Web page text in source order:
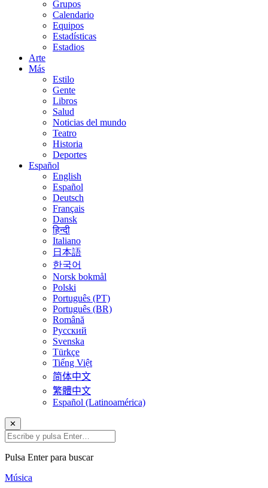
Grupos
Calendario
Equipos
Estadísticas
Estadios
Arte
Más
Estilo
Gente
Libros
Salud
Noticias del mundo
Teatro
Historia
Deportes
Español
English
Español
Deutsch
Français
Dansk
हिन्दी
Italiano
日本語
한국어
Norsk bokmål
Polski
Português (PT)
Português (BR)
Română
Русский
Svenska
Türkçe
Tiếng Việt
简体中文
繁體中文
Español (Latinoamérica)
✕
Pulsa Enter para buscar
Música